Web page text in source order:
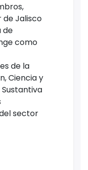
de Jalisco
de
como
de la
Ciencia y
sector